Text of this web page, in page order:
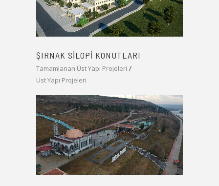
ŞIRNAK SILOPI KONUTLARI
Tamamlanan Üst Yapı Projeleri
Üst Yapı Projeleri